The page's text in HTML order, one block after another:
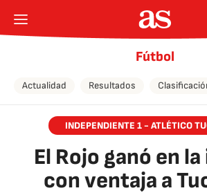
Fútbol
Actualidad Resultados
INDEPENDIENTE 1 - ATLÉTICO
El Rojo ganó en
con ventaja a